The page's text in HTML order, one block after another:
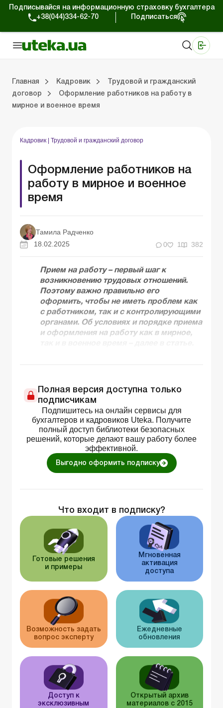
Подписывайся на информационную страховку бухгалтера
+38(044)334-62-70
Подписаться
Главная Кадровик
Трудовой и гражданский
договор
Оформление работников на работу в
мирное и военное время
Кадровик Трудовой и гражданский договор
Оформление работников на
работу в мирное и военное
время
Тамила Радченко
18.02.2025
0 1 382
Прием на работу – первый шаг к
возникновению трудовых отношений.
Поэтому важно правильно его
оформить, чтобы не иметь проблем как
с работником, так и с контролирующими
органами. Об условиях и порядке приема
и оформления на работу как в мирное,
Полная версия доступна только
подписчикам
Подпишитесь на онлайн сервисы для
бухгалтеров и кадровиков Uteka. Получите
полный доступ библиотеки безопасных
решений, которые делают вашу работу более
эффективной.
Выгодно оформить подписку
Что входит в подписку?
Готовые решения
и примеры
Мгновенная
активация
доступа
Возможность задать
вопрос эксперту
Ежедневные
обновления
Доступ к
эксклюзивным
Открытый архив
материалов с 2015